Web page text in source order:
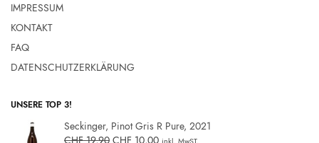
IMPRESSUM
KONTAKT
FAQ
DATENSCHUTZERKLÄRUNG
UNSERE TOP 3!
Seckinger, Pinot Gris R Pure, 2021